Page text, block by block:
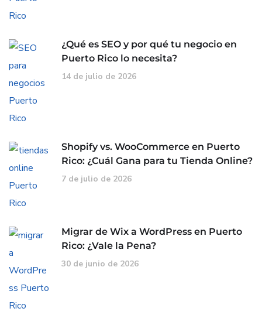
¿Qué es SEO y por qué tu negocio en
Puerto Rico lo necesita?
14 de julio de 2026
Shopify vs. WooCommerce en Puerto
Rico: ¿Cuál Gana para tu Tienda Online?
7 de julio de 2026
Migrar de Wix a WordPress en Puerto
Rico: ¿Vale la Pena?
30 de junio de 2026